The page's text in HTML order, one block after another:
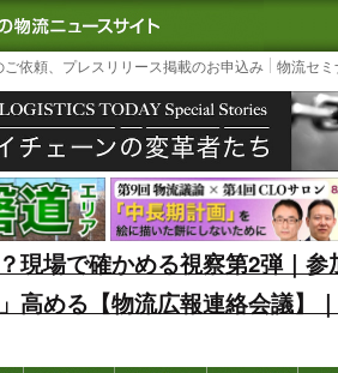
TODAY｜国内最大の物流ニュースサ
3PL,
ご依頼、プレスリリース掲載のお申込み 物流セ
現場で確かめる視察第2弾｜参
高める【物流広報連絡会議】